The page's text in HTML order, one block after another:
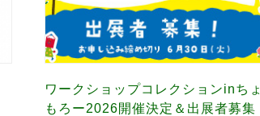
ワークショップコレクションinちょ
もろー2026開催決定＆出展者募集